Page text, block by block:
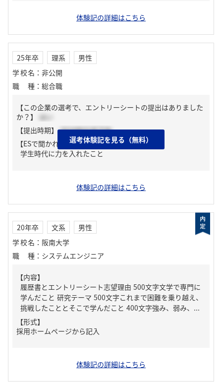
体験記の詳細はこちら
25年卒 理系
男性
学校名 ： 非公開
職種 ： 総合職
【この企業の選考で、エントリーシートの提出はありました
か？】
はい
【提出時期】 2024年02月下旬
【ESで聞かれた質問】
学生時代に力を入れたこと
体験記の詳細はこちら
選考体験記を見る（無料）
20年卒 文系
男性
学校名 ： 阪南大学
職種 ： システムエンジニア
【内容】
履歴書とエントリーシート志望理由 500文字文学で専門に
学んだこと 研究テーマ 500文字これまで困難を乗り越え、
挑戦したこととそこで学んだこと 400文字強み、弱み、...
【形式】
採用ホームページから記入
体験記の詳細はこちら